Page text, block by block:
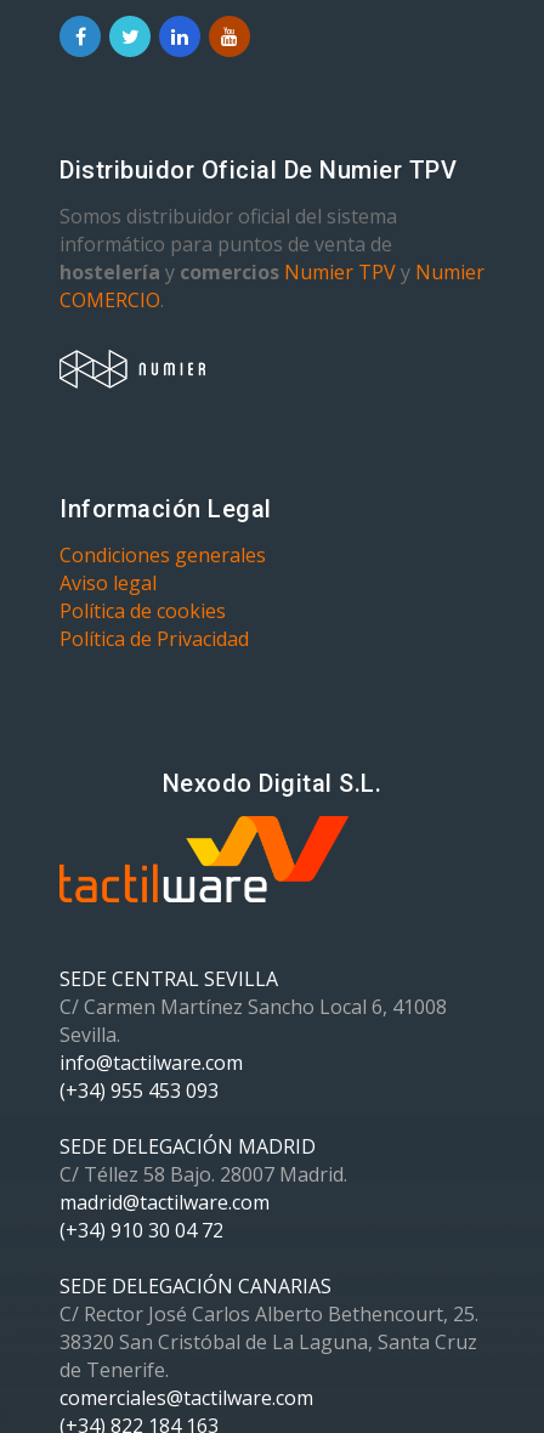
Distribuidor Oficial De Numier TPV
Somos distribuidor oficial del sistema
informático para puntos de venta de
hostelería y comercios Numier TPVy Numier
COMERCIO.
Información Legal
Condiciones generales
Aviso legal
Política de cookies
Política de Privacidad
Nexodo Digital S.L.
SEDE CENTRAL SEVILLA
C/ Carmen Martínez Sancho Local 6, 41008
Sevilla.
info@tactilware.com
(+34) 955 453 093
SEDE DELEGACIÓN MADRID
C/ Téllez 58 Bajo. 28007 Madrid.
madrid@tactilware.com
(+34) 910 30 04 72
SEDE DELEGACIÓN CANARIAS
C/ Rector José Carlos Alberto Bethencourt, 25.
38320 San Cristóbal de La Laguna, Santa Cruz
de Tenerife.
comerciales@tactilware.com
(+34) 822 184 163